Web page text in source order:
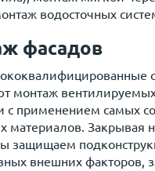
водосточных
фасадов
монтаж
с применением самых
материалов. Закрывая
защищаем
внешних факторов,